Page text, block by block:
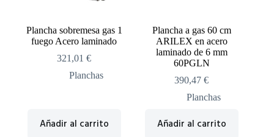
Plancha sobremesa gas 1
fuego Acero laminado
321,01€
Planchas
Añadir al carrito
Plancha a gas 60 cm
ARILEX en acero
laminado de 6 mm
60PGLN
390,47€
Planchas
Añadir al carrito